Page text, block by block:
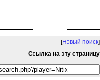
[Новый поиск]
Ссылка на эту страницу